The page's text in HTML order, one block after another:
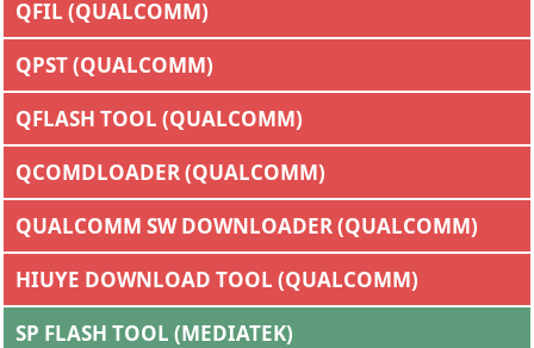
QFIL (QUALCOMM)
QPST (QUALCOMM)
QFLASH TOOL (QUALCOMM)
QCOMDLOADER (QUALCOMM)
QUALCOMM SW DOWNLOADER (QUALCOMM)
HIUYE DOWNLOAD TOOL (QUALCOMM)
SP FLASH TOOL (MEDIATEK)